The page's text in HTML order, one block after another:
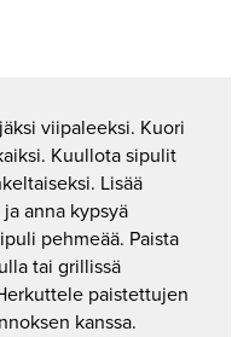
viipaleeksi. Kuori
Kuullota sipulit
Lisää
anna kypsyä
pehmeää. Paista
tai grillissä
paistettujen
kanssa.